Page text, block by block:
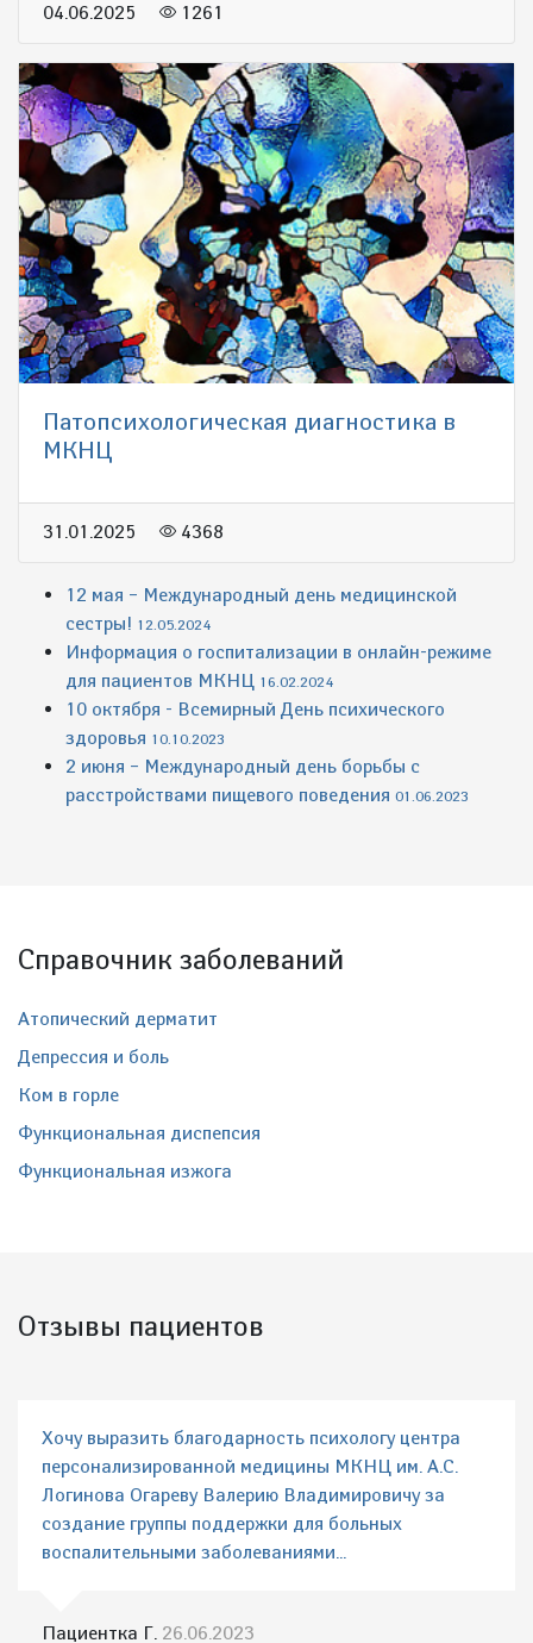
04.06.2025 1261
Патопсихологическая диагностика в
МКНЦ
31.01.2025 4368
12 мая – Международный день медицинской
сестры! 12.05.2024
Информация о госпитализации в онлайн-режиме
для пациентов МКНЦ 16.02.2024
10 октября - Всемирный День психического
здоровья 10.10.2023
2 июня – Международный день борьбы с
расстройствами пищевого поведения 01.06.2023
Справочник заболеваний
Атопический дерматит
Депрессия и боль
Ком в горле
Функциональная диспепсия
Функциональная изжога
Отзывы пациентов
Хочу выразить благодарность психологу центра
персонализированной медицины МКНЦ им. А.С.
Логинова Огареву Валерию Владимировичу за
создание группы поддержки для больных
воспалительными заболеваниями...
Пациентка Г. 26.06.2023